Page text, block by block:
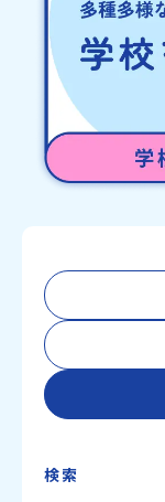
検索